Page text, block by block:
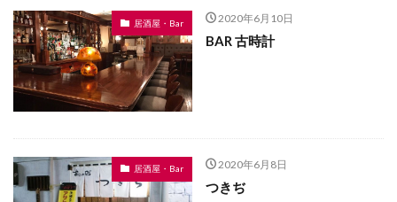
居酒屋・Bar 2020年6月10日
BAR 古時計
居酒屋・Bar 2020年6月8日
つきぢ